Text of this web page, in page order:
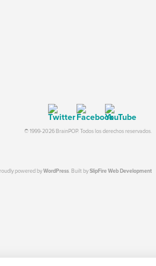
© 1999-2026 BrainPOP. Todos los derechos reservados.
powered byWordPress. Built bySlipFire Web Development